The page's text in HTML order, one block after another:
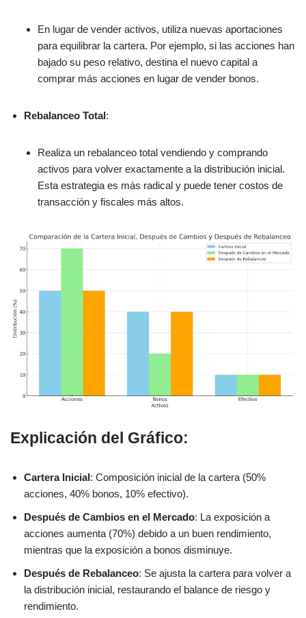
En lugar de vender activos, utiliza nuevas aportaciones
para equilibrar la cartera. Por ejemplo, si las acciones han
bajado su peso relativo, destina el nuevo capital a
comprar más acciones en lugar de vender bonos.
Rebalanceo Total:
Realiza un rebalanceo total vendiendo y comprando
activos para volver exactamente a la distribución inicial.
Esta estrategia es más radical y puede tener costos de
transacción y fiscales más altos.
Explicación del Gráfico:
Cartera Inicial: Composición inicial de la cartera (50%
acciones, 40% bonos, 10% efectivo).
Después de Cambios en el Mercado: La exposición a
acciones aumenta (70%) debido a un buen rendimiento,
mientras que la exposición a bonos disminuye.
Después de Rebalanceo: Se ajusta la cartera para volver a
la distribución inicial, restaurando el balance de riesgo y
rendimiento.